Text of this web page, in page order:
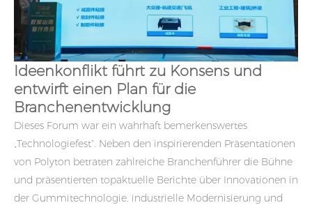
Ideenkonflikt führt zu Konsens und
entwirft einen Plan für die
Branchenentwicklung
Dieses Forum war ein wahrhaft bemerkenswertes
„Technologiefest“. Neben den inspirierenden Präsentationen
von Polyton betraten zahlreiche Branchenführer die Bühne
und präsentierten topaktuelle Berichte über Innovationen in
der Gummitechnologie, industrielle Modernisierung und